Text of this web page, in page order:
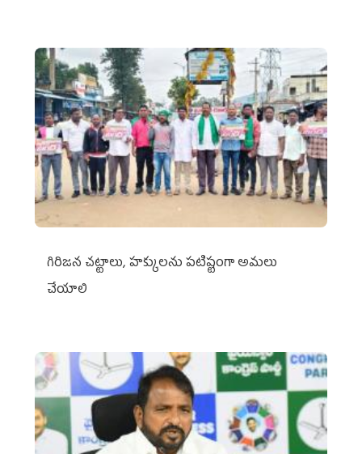
గిరిజన చట్టాలు, హక్కులను పటిష్టంగా అమలు
చేయాలి